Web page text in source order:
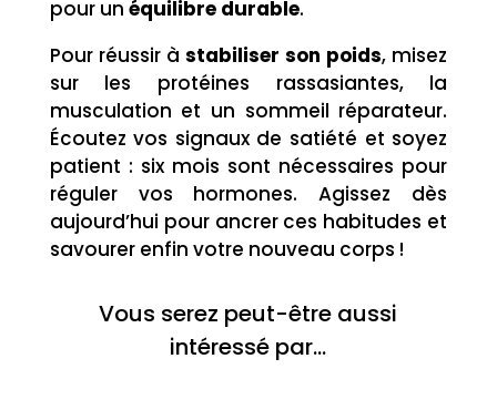
pour un équilibre durable.
Pour réussir à stabiliser son poids, misez
sur les protéines rassasiantes, la
musculation et un sommeil réparateur.
Écoutez vos signaux de satiété et soyez
patient : six mois sont nécessaires pour
réguler vos hormones. Agissez dès
aujourd’hui pour ancrer ces habitudes et
savourer enfin votre nouveau corps !
Vous serez peut-être aussi
intéressé par…